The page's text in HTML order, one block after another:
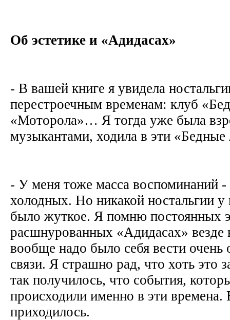
Об эстетике и «Адидасах»
- В вашей книге я увидела
перестроечным временам: клуб
«Моторола»… Я тогда уже была
музыкантами, ходила в эти
- У меня тоже масса воспоминаний
холодных. Но никакой ностальгии у
было жуткое. Я помню постоянных
расшнурованных «Адидасах»
вообще надо было себя вести очень
связи. Я страшно рад, что хоть это
так получилось, что события,
происходили именно в эти
приходилось.